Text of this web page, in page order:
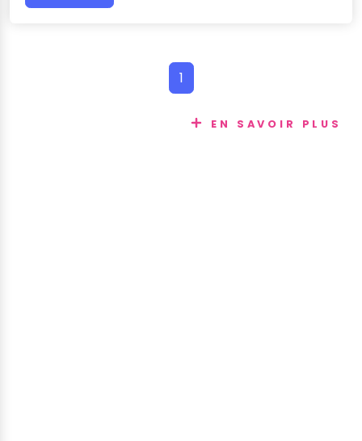
1
EN SAVOIR PLUS